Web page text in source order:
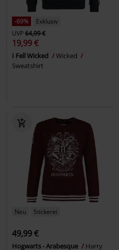
-69%
Exklusiv
UVP64,99 €
19,99 €
I Fell Wicked
Wicked
Sweatshirt
Neu Stickerei
49,99 €
Hogwarts - Arabesque
Harry